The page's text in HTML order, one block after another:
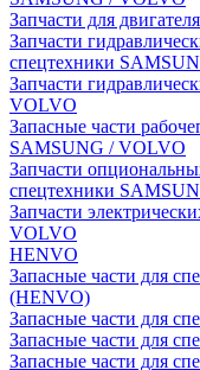
Запчасти для
Запчасти
спецтехники
Запчасти
VOLVO
Запасные части
SAMSUNG / VOLVO
Запчасти
спецтехники
Запчасти
VOLVO
HENVO
Запасные части для
(HENVO)
Запасные части для
Запасные части для
Запасные части для